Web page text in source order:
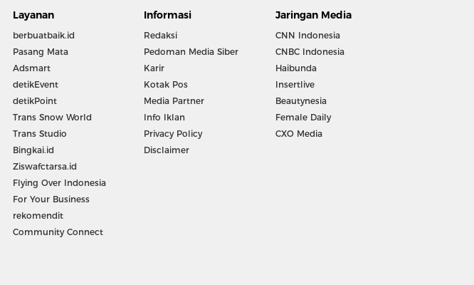
Layanan
berbuatbaik.id
Pasang Mata
Adsmart
detikEvent
detikPoint
Trans Snow World
Trans Studio
Bingkai.id
Ziswafctarsa.id
Flying Over Indonesia
For Your Business
rekomendit
Community Connect
Informasi
Redaksi
Pedoman Media Siber
Karir
Kotak Pos
Media Partner
Info Iklan
Privacy Policy
Disclaimer
Jaringan Media
CNN Indonesia
CNBC Indonesia
Haibunda
Insertlive
Beautynesia
Female Daily
CXO Media